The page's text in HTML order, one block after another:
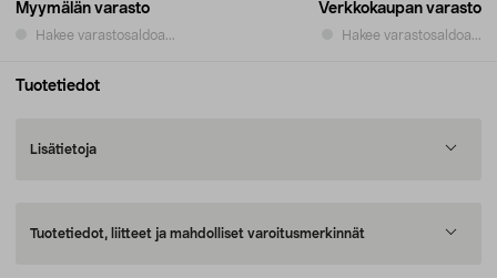
Myymälän varasto
Hakee varastosaldoa...
Verkkokaupan varasto
Hakee varastosaldoa...
Tuotetiedot
Lisätietoja
Tuotetiedot, liitteet ja mahdolliset varoitusmerkinnät